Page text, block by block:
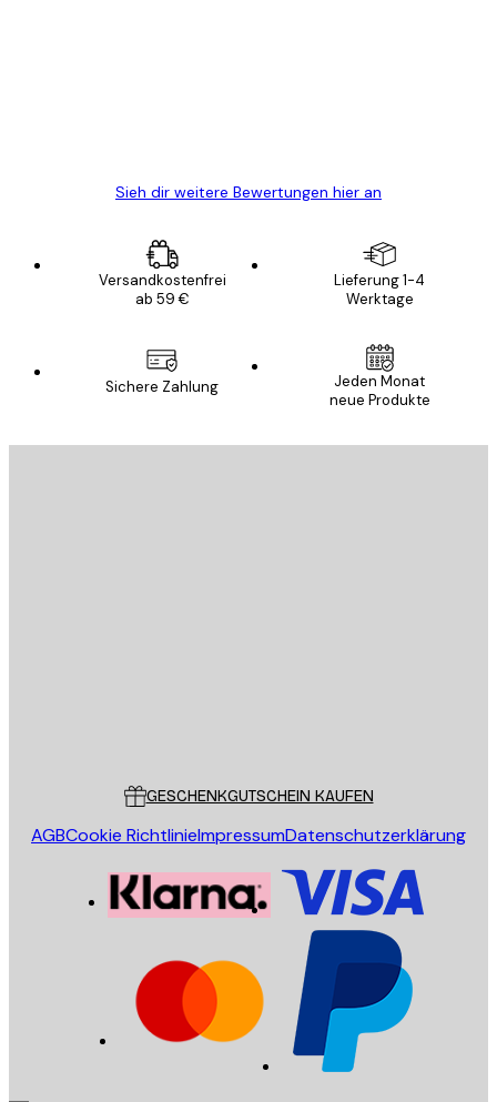
Sieh dir weitere Bewertungen hier an
Versandkostenfrei
ab 59 €
Lieferung 1-4
Werktage
Sichere Zahlung
Jeden Monat
neue Produkte
GESCHENKGUTSCHEIN KAUFEN
AGBCookie RichtlinieImpressumDatenschutzerklärung